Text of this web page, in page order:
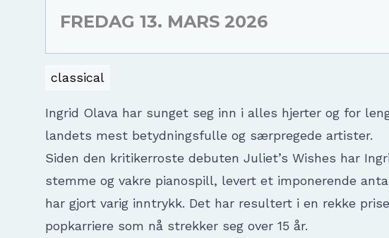
FREDAG 13. MARS 2026
classical
Ingrid Olava har sunget seg inn i alles hjerter og for
landets mest betydningsfulle og særpregede artister.
Siden den kritikerroste debuten Juliet’s Wishes har
stemme og vakre pianospill, levert et imponerende
har gjort varig inntrykk. Det har resultert i en rekke
popkarriere som nå strekker seg over 15 år.